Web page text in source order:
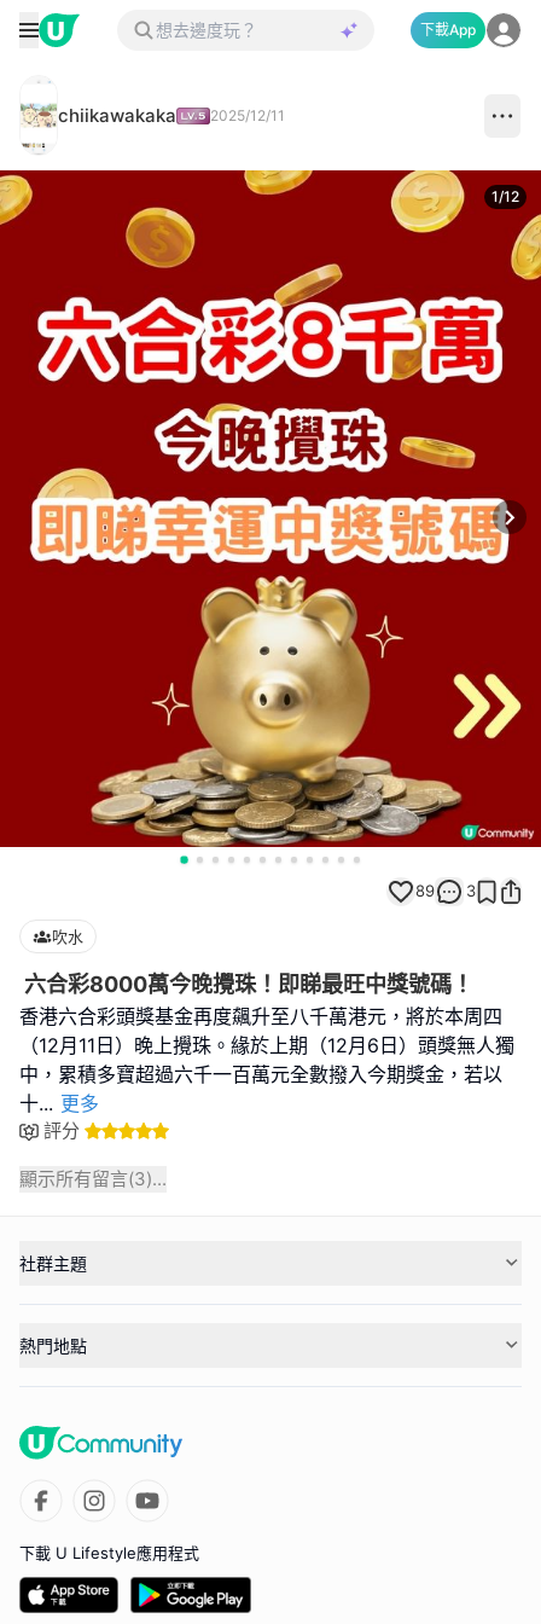
下載App
chiikawakaka 2025/12/11
1/12
89 3
吹水
六合彩8000萬今晚攪珠！即睇最旺中獎號碼！
香港六合彩頭獎基金再度飆升至八千萬港元，將於本周四
（12月11日）晚上攪珠。緣於上期（12月6日）頭獎無人獨
中，累積多寶超過六千一百萬元全數撥入今期獎金，若以
十... 更多
評分
顯示所有留言(3)...
社群主題
熱門地點
下載 U Lifestyle應用程式